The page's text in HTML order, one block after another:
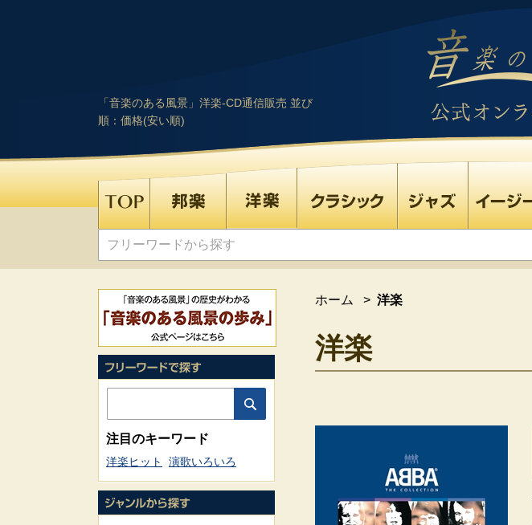
「音楽のある風景」洋楽-CD通信販売 並び
順：価格(安い順)
ホーム > 洋楽
洋楽
注目のキーワード
洋楽ヒット 演歌いろいろ